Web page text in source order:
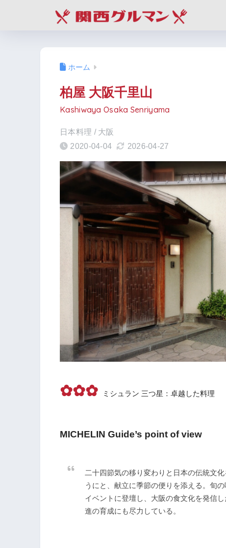
ホーム
柏屋 大阪千里山
Kashiwaya Osaka Senriyama
日本料理 / 大阪
2020-04-04
2026-04-27
✿✿✿ ミシュラン 三つ星：卓越した料理
MICHELIN Guide’s point of view
二十四節気の移り変わりと日本の伝統文
うにと、献立に季節の便りを添える。旬
イベントに登壇し、大阪の食文化を発信
進の育成にも尽力している。